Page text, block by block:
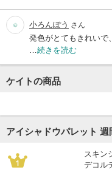
小ろんぽう さん
発色がとてもきれいで
続きを読む
ケイトの商品
アイシャドウパレット
スキン
デコル